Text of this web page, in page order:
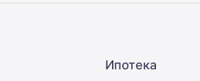
Ипотека